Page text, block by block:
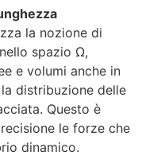
la nozione di
spazio Ω,
e volumi anche in
distribuzione delle
Questo è
le forze che
dinamico.